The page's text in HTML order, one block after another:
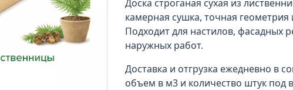
Доска строганая сухая из
камерная сушка, точная геометрия
Подходит для настилов, фасадных
наружных работ.
Доставка и отгрузка ежедневно в
объем в м3 и количество штук под